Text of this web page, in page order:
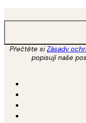
Přečtěte siZásady
popisují naše